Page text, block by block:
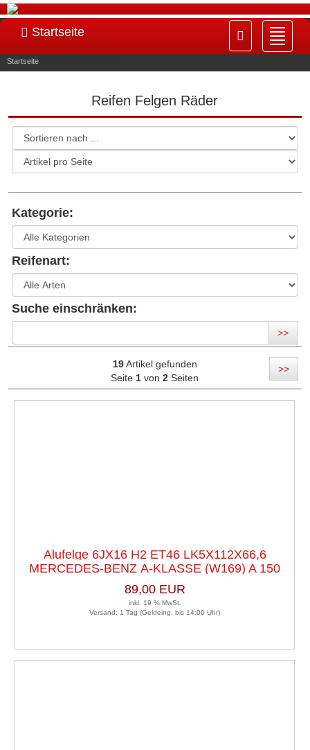
ein-/
Startseite
Startseite
Reifen Felgen Räder
Kategorie:
Reifenart:
Suche einschränken:
>>
19Artikel gefunden
Seite 1 von2 Seiten
>>
Alufelge 6JX16 H2 ET46 LK5X112X66,6
MERCEDES-BENZ A-KLASSE (W169) A 150
89,00 EUR
inkl. 19 % MwSt.
Versand: 1 Tag (Geldeing. bis 14:00 Uhr)